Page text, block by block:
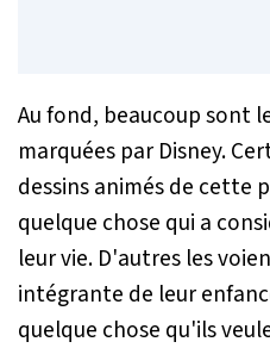
Au fond, beaucoup sont
marquées par Disney.
dessins animés de cette
quelque chose qui a
leur vie. D'autres les
intégrante de leur
quelque chose qu'ils